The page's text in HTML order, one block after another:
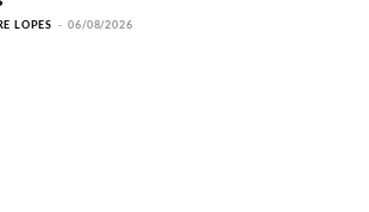
LOPES - 06/08/2026